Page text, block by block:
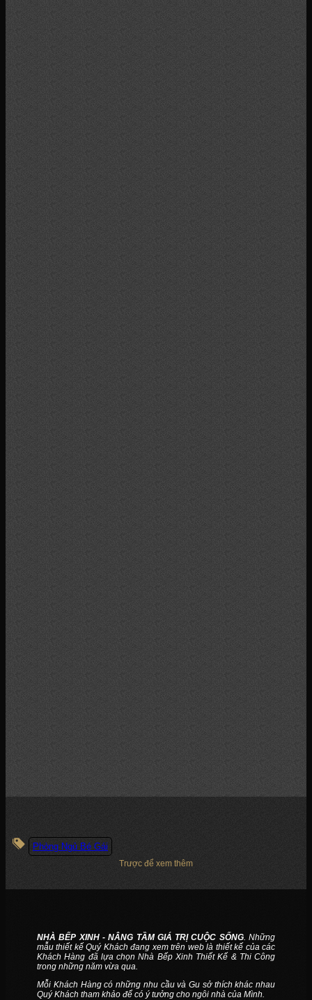
Phòng Ngủ Bé Gái
Trược để xem thêm
NHÀ BẾP XINH - NÂNG TẦM GIÁ TRỊ CUỘC SỐNG. Những
mẫu thiết kế Quý Khách đang xem trên web là thiết kế của các
Khách Hàng đã lựa chọn Nhà Bếp Xinh Thiết Kế & Thi Công
trong những năm vừa qua.
Mỗi Khách Hàng có những nhu cầu và Gu sở thích khác nhau
Quý Khách tham khảo để có ý tưởng cho ngôi nhà của Mình.